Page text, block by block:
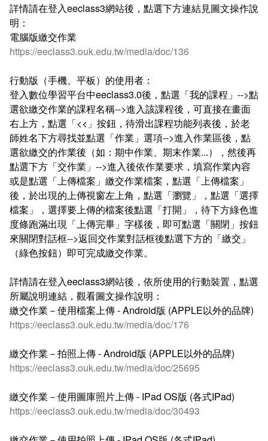
詳情請在登入eeclass3網站後，點選下方連結見圖文操作說
明：
電腦版繳交作業
https://eeclass3.ouk.edu.tw/media/doc/136
行動版（手機、平板）的使用者：
登入數位學習平台中eeclass3.0後，點選「我的課程」-->點
選欲繳交作業的課程名稱-->進入該課程後，可直接在畫面
右上方，點選「<<」按鈕，待滑出課程功能列表後，於老
師姓名下方尋找並點選「作業」選項-->進入作業區後，點
選欲繳交的作業後（如：期中作業、期末作業...），然後再
點選下方「交作業」-->進入後依作業要求，填寫作業內容
或是點選「上傳檔案」繳交作業檔案，點選「上傳檔案」
後，於出現的上傳視窗左上角，點選「瀏覽」，點選「選擇
檔案」，選擇要上傳的檔案後點選「打開」，待下方綠色進
度條跑滿出現「上傳完畢」字樣後，即可點選「關閉」按鈕
來關閉對話框-->返回交作業對話框後點選下方的「繳交」
（綠色按鈕）即可完成繳交作業。
詳情請在登入eeclass3網站後，依所使用的行動裝置，點選
所屬說明連結，觀看圖文操作說明：
繳交作業－使用檔案上傳 - Android版 (APPLE以外的品牌)
https://eeclass3.ouk.edu.tw/media/doc/176
繳交作業－拍照上傳 - Android版 (APPLE以外的品牌)
https://eeclass3.ouk.edu.tw/media/doc/25695
繳交作業－使用圖庫照片上傳 - IPad OS版 (各式IPad)
https://eeclass3.ouk.edu.tw/media/doc/30493